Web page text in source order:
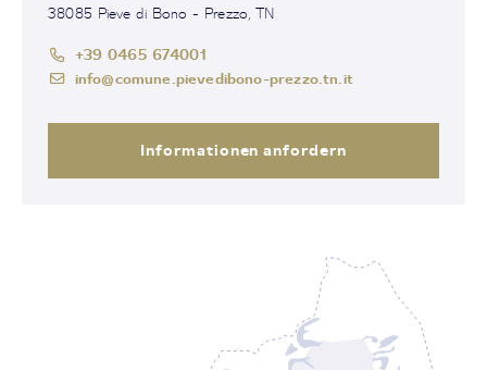
38085 Pieve di Bono - Prezzo, TN
+39 0465 674001
info@comune.pievedibono-prezzo.tn.it
Informationen anfordern